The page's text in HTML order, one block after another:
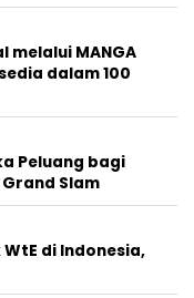
melalui MANGA
dalam 100
Peluang bagi
Slam
WtE di Indonesia,